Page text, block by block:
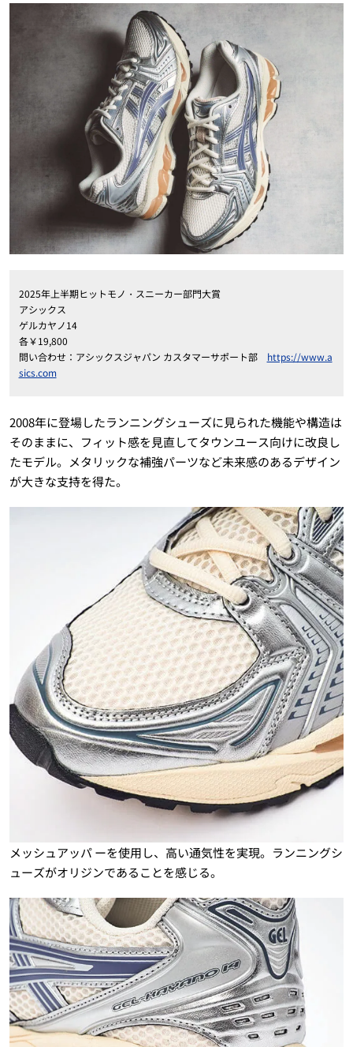
2025年上半期ヒットモノ・スニーカー部門大賞
アシックス
ゲルカヤノ14
各￥19,800
問い合わせ：アシックスジャパン カスタマーサポート部 https://www.a
sics.com
2008年に登場したランニングシューズに見られた機能や構造は
そのままに、フィット感を見直してタウンユース向けに改良し
たモデル。メタリックな補強パーツなど未来感のあるデザイン
が大きな支持を得た。
メッシュアッパ ーを使用し、高い通気性を実現。ランニングシ
ューズがオリジンであることを感じる。